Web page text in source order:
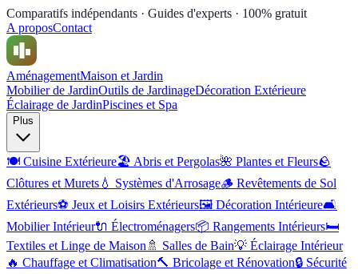
Comparatifs indépendants · Guides d'experts · 100% gratuit
A proposContact
AménagementMaison et Jardin
Mobilier de JardinOutils de JardinageDécoration Extérieure
Éclairage de JardinPiscines et Spa
Plus
🍽️ Cuisine Extérieure🏖️ Abris et Pergolas🌺 Plantes et Fleurs🪨
Clôtures et Murets 💧 Systèmes d'Arrosage🪵 Revêtements de Sol
Extérieurs⚽ Jeux et Loisirs Extérieurs🖼️ Décoration Intérieure🛋️
Mobilier Intérieur🔌 Électroménagers📦 Rangements Intérieurs🛏️
Textiles et Linge de Maison 🚿 Salles de Bain💡 Éclairage Intérieur
🔥 Chauffage et Climatisation🔨 Bricolage et Rénovation🔒 Sécurité